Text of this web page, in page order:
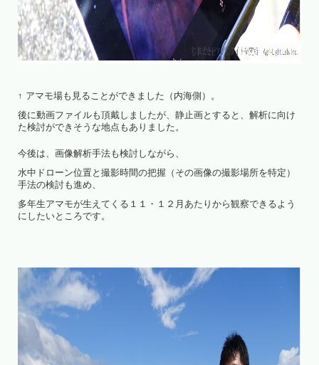
↑ アマモ場も見ることができました（内海側）。
後に動画ファイルも頂戴しましたが、静止画とすると、解析に向け
た検討ができそうな地点もありました。
今後は、画像解析手法も検討しながら、
水中ドローン位置と撮影時間の把握（その画像の撮影場所を特定）
手法の検討も進め、
多年生アマモが生えてくる１１・１２月あたりから観察できるよう
にしたいところです。